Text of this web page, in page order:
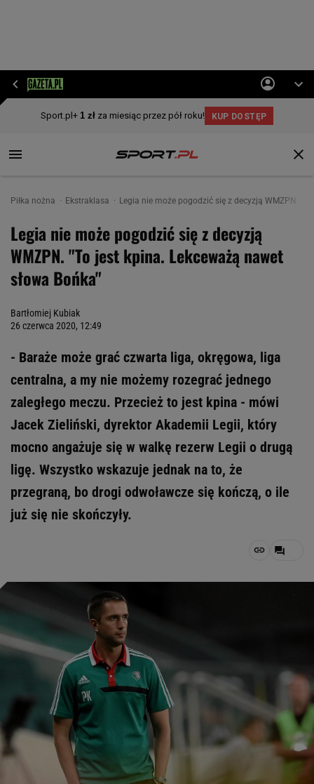
Piłka nożna Ekstraklasa Legia nie może pogodzić się z decyzją WMZPN.
Legia nie może pogodzić się z decyzją
WMZPN. "To jest kpina. Lekceważą nawet
słowa Bońka"
Bartłomiej Kubiak
26 czerwca 2020, 12:49
- Baraże może grać czwarta liga, okręgowa, liga
centralna, a my nie możemy rozegrać jednego
zaległego meczu. Przecież to jest kpina - mówi
Jacek Zieliński, dyrektor Akademii Legii, który
mocno angażuje się w walkę rezerw Legii o drugą
ligę. Wszystko wskazuje jednak na to, że
przegraną, bo drogi odwoławcze się kończą, o ile
już się nie skończyły.